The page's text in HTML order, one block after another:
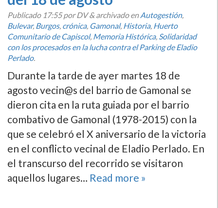
Publicado 17:55por DV&archivado enAutogestión,
Bulevar, Burgos, crónica, Gamonal, Historia, Huerto
Comunitario de Capiscol, Memoria Histórica, Solidaridad
con los procesados en la lucha contra el Parking de Eladio
Perlado.
Durante la tarde de ayer martes 18 de
agosto vecin@s del barrio de Gamonal se
dieron cita en la ruta guiada por el barrio
combativo de Gamonal (1978-2015) con la
que se celebró el X aniversario de la victoria
en el conflicto vecinal de Eladio Perlado. En
el transcurso del recorrido se visitaron
aquellos lugares… Read more »